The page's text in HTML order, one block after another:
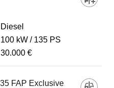
Diesel
100 kW
135 PS
30.000 €
FAP Exclusive